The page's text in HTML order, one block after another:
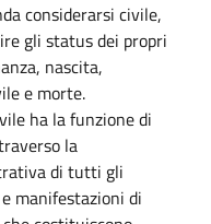
considerarsi civile,
gli status dei propri
nascita,
e morte.
ha la funzione di
la
di tutti gli
manifestazioni di